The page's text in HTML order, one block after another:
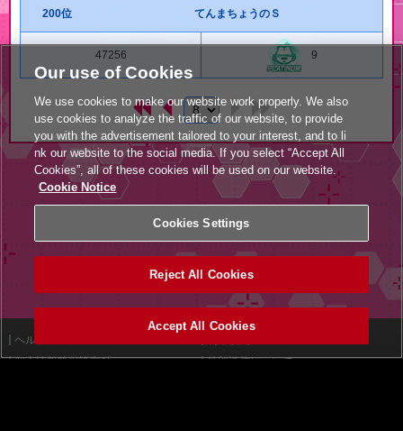
200位 てんまちょうのＳ
47256 9
ヘルプ
個人情報等保護方針
外部送信について
Our use of Cookies
We use cookies to make our website work properly. We also
use cookies to analyze the traffic of our website, to provide
you with the advertisement tailored to your interest, and to li
nk our website to the social media. If you select “Accept All
Cookies”, all of these cookies will be used on our website.
Cookie Notice
Cookies Settings
Reject All Cookies
Accept All Cookies